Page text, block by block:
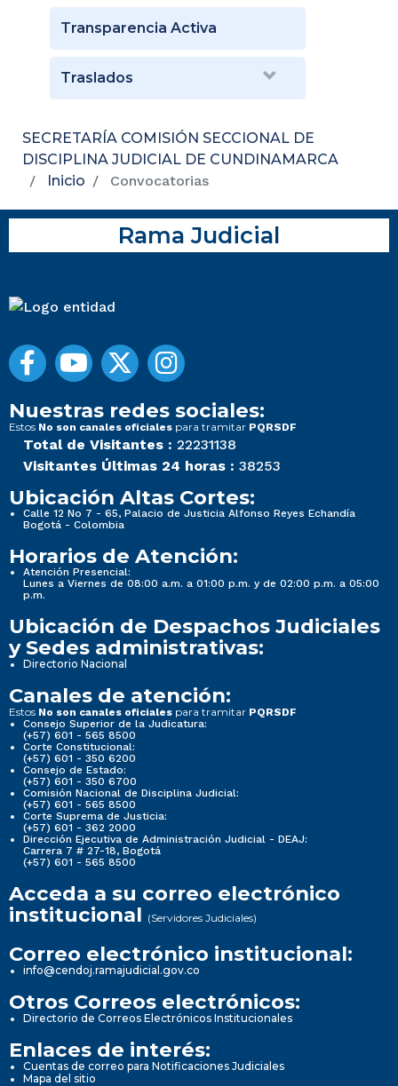
Transparencia Activa
Traslados
SECRETARÍA COMISIÓN SECCIONAL DE
DISCIPLINA JUDICIAL DE CUNDINAMARCA
Inicio
Convocatorias
Rama Judicial
Nuestras redes sociales:
Estos No son canales oficiales para tramitar PQRSDF
Total de Visitantes : 22231138
Visitantes Últimas 24 horas : 38253
Ubicación Altas Cortes:
Calle 12 No 7 - 65, Palacio de Justicia Alfonso Reyes Echandía
Bogotá - Colombia
Horarios de Atención:
Atención Presencial:
Lunes a Viernes de 08:00 a.m. a 01:00 p.m. y de 02:00 p.m. a 05:00
p.m.
Ubicación de Despachos Judiciales
y Sedes administrativas:
Directorio Nacional
Canales de atención:
Estos No son canales oficiales para tramitar PQRSDF
Consejo Superior de la Judicatura:
(+57) 601 - 565 8500
Corte Constitucional:
(+57) 601 - 350 6200
Consejo de Estado:
(+57) 601 - 350 6700
Comisión Nacional de Disciplina Judicial:
(+57) 601 - 565 8500
Corte Suprema de Justicia:
(+57) 601 - 362 2000
Dirección Ejecutiva de Administración Judicial - DEAJ:
Carrera 7 # 27-18, Bogotá
(+57) 601 - 565 8500
Acceda a su correo electrónico
institucional (Servidores Judiciales)
Correo electrónico institucional:
info@cendoj.ramajudicial.gov.co
Otros Correos electrónicos:
Directorio de Correos Electrónicos Institucionales
Enlaces de interés:
Cuentas de correo para Notificaciones Judiciales
Mapa del sitio